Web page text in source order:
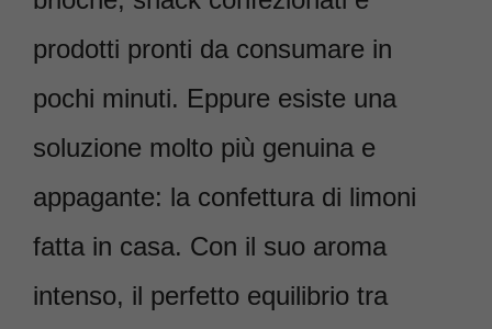
prodotti pronti da consumare in
pochi minuti. Eppure esiste una
soluzione molto più genuina e
appagante: la confettura di limoni
fatta in casa. Con il suo aroma
intenso, il perfetto equilibrio tra